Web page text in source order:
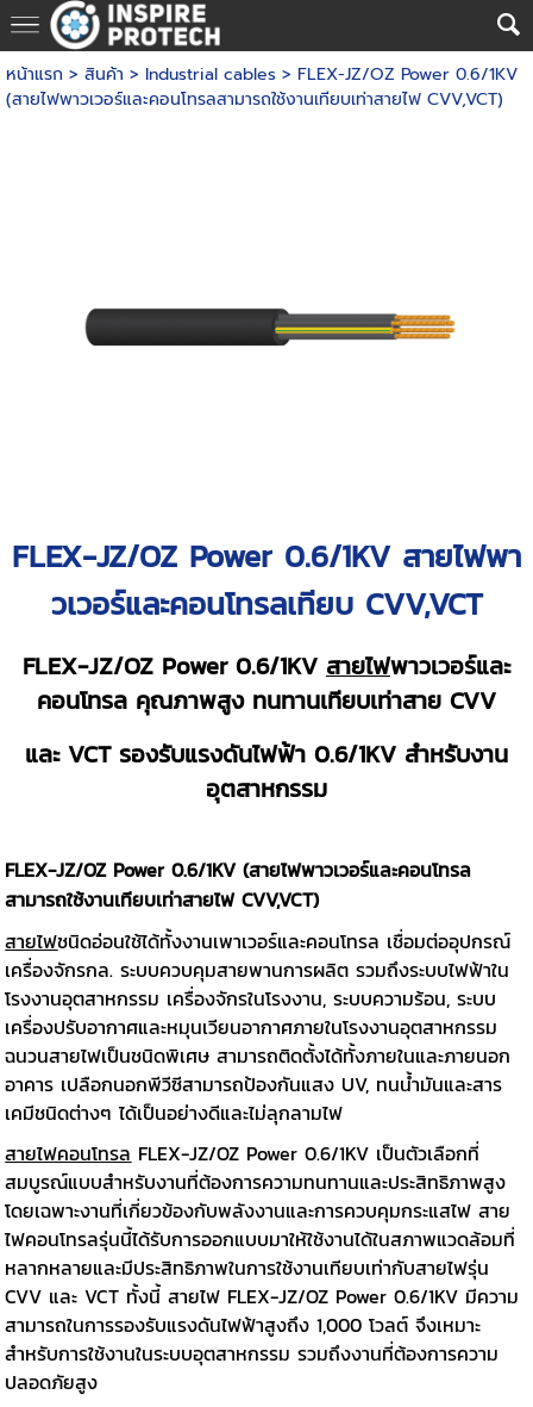
หน้าแรก > สินค้า > Industrial cables> FLEX-JZ/OZ Power 0.6/1KV
(สายไฟพาวเวอร์และคอนโทรลสามารถใช้งานเทียบเท่าสายไฟ CVV,VCT)
FLEX-JZ/OZ Power 0.6/1KV สายไฟพา
วเวอร์และคอนโทรลเทียบ CVV,VCT
FLEX-JZ/OZ Power 0.6/1KV สายไฟพาวเวอร์และ
คอนโทรล คุณภาพสูง ทนทานเทียบเท่าสาย CVV
และ VCT รองรับแรงดันไฟฟ้า 0.6/1KV สำหรับงาน
อุตสาหกรรม
FLEX-JZ/OZ Power 0.6/1KV (สายไฟพาวเวอร์และคอนโทรล
สามารถใช้งานเทียบเท่าสายไฟ CVV,VCT)
สายไฟชนิดอ่อนใช้ได้ทั้งงานเพาเวอร์และคอนโทรล เชื่อมต่ออุปกรณ์
เครื่องจักรกล. ระบบควบคุมสายพานการผลิต รวมถึงระบบไฟฟ้าใน
โรงงานอุตสาหกรรม เครื่องจักรในโรงงาน, ระบบความร้อน, ระบบ
เครื่องปรับอากาศและหมุนเวียนอากาศภายในโรงงานอุตสาหกรรม
ฉนวนสายไฟเป็นชนิดพิเศษ สามารถติดตั้งได้ทั้งภายในและภายนอก
อาคาร เปลือกนอกพีวีซีสามารถป้องกันแสง UV, ทนน้ำมันและสาร
เคมีชนิดต่างๆ ได้เป็นอย่างดีและไม่ลุกลามไฟ
สายไฟคอนโทรล FLEX-JZ/OZ Power 0.6/1KV เป็นตัวเลือกที่
สมบูรณ์แบบสำหรับงานที่ต้องการความทนทานและประสิทธิภาพสูง
โดยเฉพาะงานที่เกี่ยวข้องกับพลังงานและการควบคุมกระแสไฟ สาย
ไฟคอนโทรลรุ่นนี้ได้รับการออกแบบมาให้ใช้งานได้ในสภาพแวดล้อมที่
หลากหลายและมีประสิทธิภาพในการใช้งานเทียบเท่ากับสายไฟรุ่น
CVV และ VCT ทั้งนี้ สายไฟ FLEX-JZ/OZ Power 0.6/1KV มีความ
สามารถในการรองรับแรงดันไฟฟ้าสูงถึง 1,000 โวลต์ จึงเหมาะ
สำหรับการใช้งานในระบบอุตสาหกรรม รวมถึงงานที่ต้องการความ
ปลอดภัยสูง